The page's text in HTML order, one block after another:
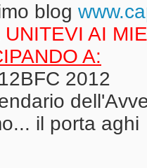
blog w
AI
A:
2012
il porta aghi